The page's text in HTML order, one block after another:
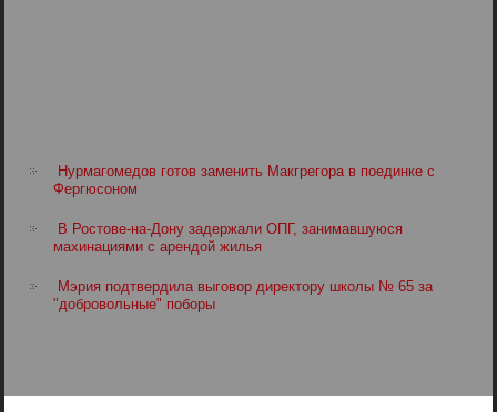
Нурмагомедов готов заменить Макгрегора в поединке с
Фергюсоном
В Ростове-на-Дону задержали ОПГ, занимавшуюся
махинациями с арендой жилья
Мэрия подтвердила выговор директору школы № 65 за
"добровольные" поборы